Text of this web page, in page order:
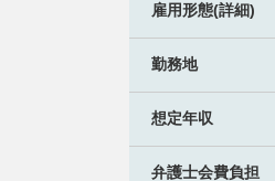
雇用形態(詳細)
勤務地
想定年収
弁護士会費負担